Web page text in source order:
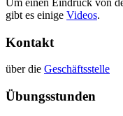
gibt es einige Videos.
Kontakt
über die Geschäftsstelle
Übungsstunden